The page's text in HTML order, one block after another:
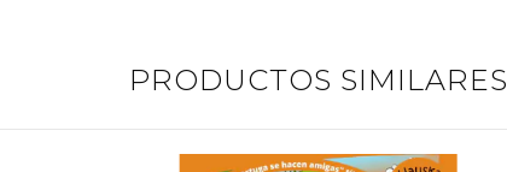
PRODUCTOS SIMILARES